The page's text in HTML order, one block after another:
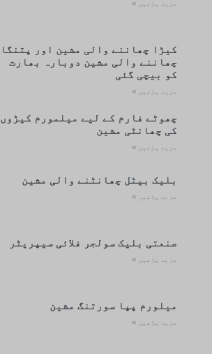
مزید پڑھیں »
کیڑا چھاننے والی مشین اور پتنگا
چھاننے والی مشین دوبارہ بھارت
کو بیچی گئی
مزید پڑھیں »
چھوٹے فارم کے لیے میلمورم کیڑوں
کی چھانٹی مشین
مزید پڑھیں »
بلیک بیٹل چھانٹنے والی مشین
مزید پڑھیں »
صنعتی بلیک سولجر فلائی سیپریٹر
مزید پڑھیں »
میلورم پپا سورتنگ مشین
مزید پڑھیں »